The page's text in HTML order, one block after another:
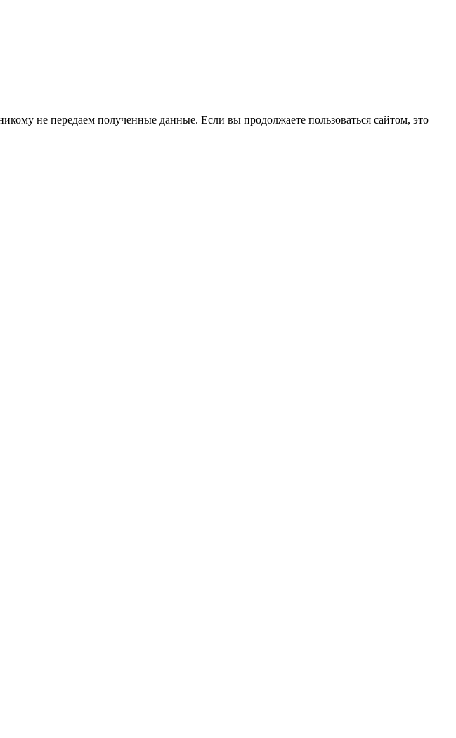
не передаем полученные данные. Если вы продолжаете пользоваться сайтом, это